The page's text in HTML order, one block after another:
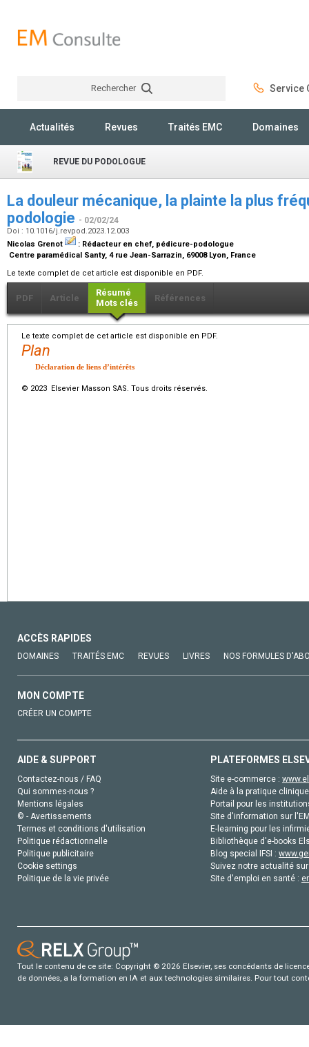
Rechercher Service
Actualités Revues Traités EMC Domaines
REVUE DU PODOLOGUE
La douleur mécanique, la plainte la plus
podologie - 02/02/24
Doi : 10.1016/j.revpod.2023.12.003
Nicolas Grenot
: Rédacteur en chef, pédicure-podologue
Centre paramédical Santy, 4 rue Jean-Sarrazin, 69008 Lyon, France
Le texte complet de cet article est disponible en PDF.
PDF Article
Résumé
Mots clés
Références
Le texte complet de cet article est disponible en PDF.
Plan
Déclaration de liens d’intérêts
© 2023 Elsevier Masson SAS. Tous droits réservés.
ACCÈS RAPIDES
DOMAINES TRAITÉS EMC REVUES LIVRES NOS FORMULES
MON COMPTE
CRÉER UN COMPTE
AIDE & SUPPORT
Contactez-nous / FAQ
Qui sommes-nous ?
Mentions légales
© - Avertissements
Termes et conditions d'utilisation
Politique rédactionnelle
Politique publicitaire
Cookie settings
Politique de la vie privée
PLATEFORMES
Site e-commerce :
Aide à la pratique
Portail pour les
Site d'information sur
E-learning pour les
Bibliothèque d'e-books
Blog special IFSI :
Suivez notre actualité
Site d'emploi en santé :
Tout le contenu de ce site: Copyright © 2026 Elsevier, ses concédants de
de données, a la formation en IA et aux technologies similaires. Pour tout